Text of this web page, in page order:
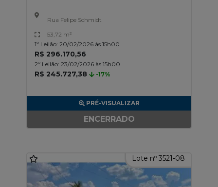
Rua Felipe Schmidt
53,72 m²
1º Leilão: 20/02/2026 às 15h00
R$ 296.170,56
2º Leilão: 23/02/2026 às 15h00
R$ 245.727,38 -17%
PRÉ-VISUALIZAR
ENCERRADO
Lote nº 3521-08